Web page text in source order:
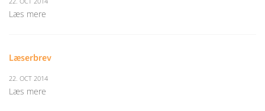
Læs mere
Læserbrev
22. OCT 2014
Læs mere